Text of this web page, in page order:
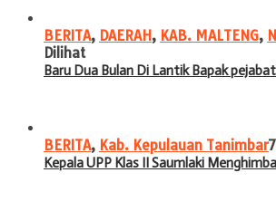
BERITA, DAERAH, KAB. MALTENG,
Dilihat
Baru Dua Bulan Di Lantik Bapak
BERITA, Kab. Kepulauan Tanimbar
Kepala UPP Klas II Saumlaki